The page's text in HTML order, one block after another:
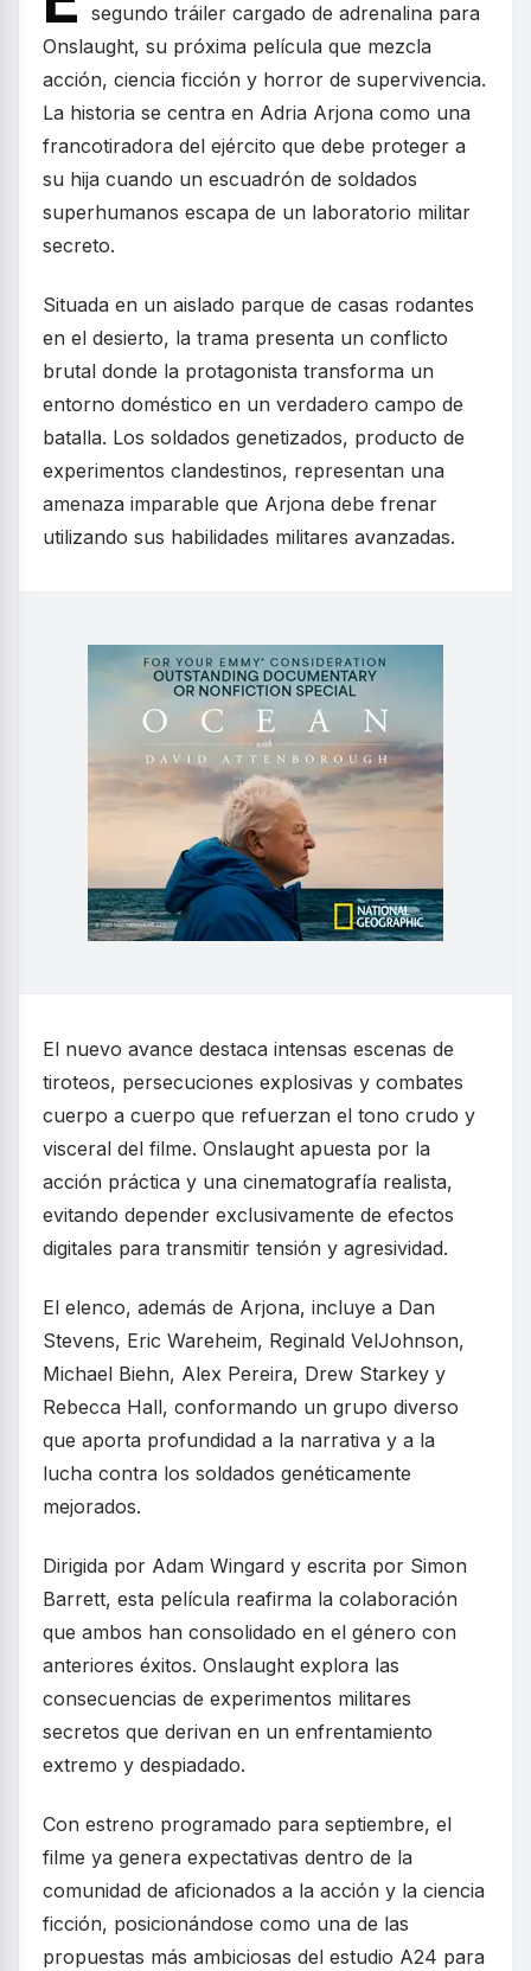
segundo tráiler cargado de adrenalina para
Onslaught, su próxima película que mezcla
acción, ciencia ficción y horror de supervivencia.
La historia se centra en Adria Arjona como una
francotiradora del ejército que debe proteger a
su hija cuando un escuadrón de soldados
superhumanos escapa de un laboratorio militar
secreto.
Situada en un aislado parque de casas rodantes
en el desierto, la trama presenta un conflicto
brutal donde la protagonista transforma un
entorno doméstico en un verdadero campo de
batalla. Los soldados genetizados, producto de
experimentos clandestinos, representan una
amenaza imparable que Arjona debe frenar
utilizando sus habilidades militares avanzadas.
El nuevo avance destaca intensas escenas de
tiroteos, persecuciones explosivas y combates
cuerpo a cuerpo que refuerzan el tono crudo y
visceral del filme. Onslaught apuesta por la
acción práctica y una cinematografía realista,
evitando depender exclusivamente de efectos
digitales para transmitir tensión y agresividad.
El elenco, además de Arjona, incluye a Dan
Stevens, Eric Wareheim, Reginald VelJohnson,
Michael Biehn, Alex Pereira, Drew Starkey y
Rebecca Hall, conformando un grupo diverso
que aporta profundidad a la narrativa y a la
lucha contra los soldados genéticamente
mejorados.
Dirigida por Adam Wingard y escrita por Simon
Barrett, esta película reafirma la colaboración
que ambos han consolidado en el género con
anteriores éxitos. Onslaught explora las
consecuencias de experimentos militares
secretos que derivan en un enfrentamiento
extremo y despiadado.
Con estreno programado para septiembre, el
filme ya genera expectativas dentro de la
comunidad de aficionados a la acción y la ciencia
ficción, posicionándose como una de las
propuestas más ambiciosas del estudio A24 para